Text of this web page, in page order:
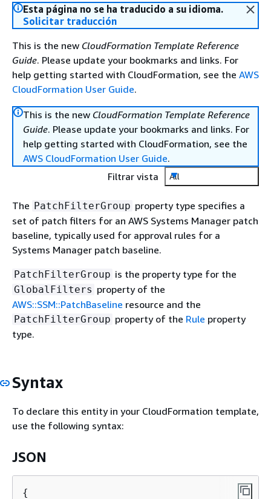
Esta página no se ha traducido a su idioma.
Solicitar traducción
This is the new CloudFormation Template Reference
Guide. Please update your bookmarks and links. For
help getting started with CloudFormation, see the AWS
CloudFormation User Guide.
This is the new CloudFormation Template Reference
Guide. Please update your bookmarks and links. For
help getting started with CloudFormation, see the
AWS CloudFormation User Guide.
Filtrar vista
All
The PatchFilterGroup property type specifies a
set of patch filters for an AWS Systems Manager patch
baseline, typically used for approval rules for a
Systems Manager patch baseline.
PatchFilterGroup is the property type for the
GlobalFilters property of the
AWS::SSM::PatchBaseline resource and the
PatchFilterGroup property of the Rule property
type.
Syntax
To declare this entity in your CloudFormation template,
use the following syntax:
JSON
{